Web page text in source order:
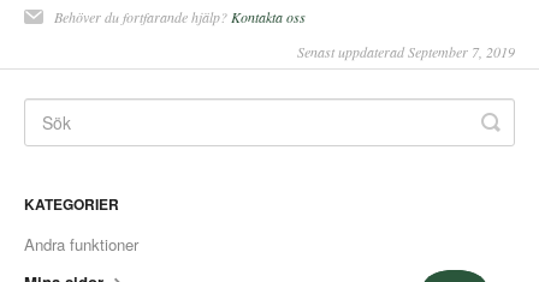
Behöver du fortfarande hjälp?Kontakta oss
Senast uppdaterad September 7, 2019
KATEGORIER
Andra funktioner